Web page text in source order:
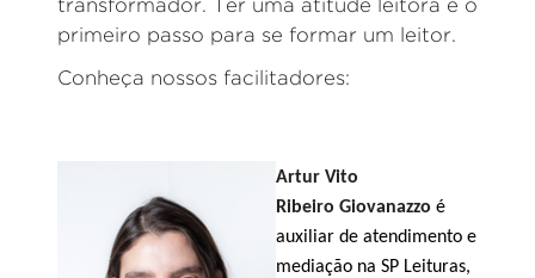
transformador. Ter uma atitude leitora é o
primeiro passo para se formar um leitor.
Conheça nossos facilitadores:
Artur Vito
Ribeiro Giovanazzo é
auxiliar de atendimento e
mediação na SP Leituras,